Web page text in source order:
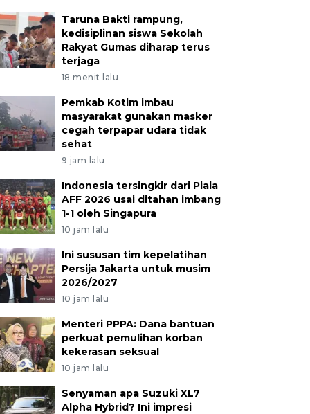
Taruna Bakti rampung,
kedisiplinan siswa Sekolah
Rakyat Gumas diharap terus
terjaga
18 menit lalu
Pemkab Kotim imbau
masyarakat gunakan masker
cegah terpapar udara tidak
sehat
9 jam lalu
Indonesia tersingkir dari Piala
AFF 2026 usai ditahan imbang
1-1 oleh Singapura
10 jam lalu
Ini sususan tim kepelatihan
Persija Jakarta untuk musim
2026/2027
10 jam lalu
Menteri PPPA: Dana bantuan
perkuat pemulihan korban
kekerasan seksual
10 jam lalu
Senyaman apa Suzuki XL7
Alpha Hybrid? Ini impresi